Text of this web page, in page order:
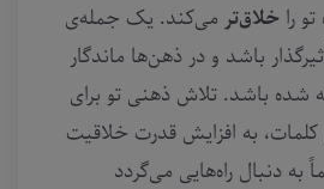
را خلاق‌تر می‌کند. یک جمله‌ی
باشد و در ذهن‌ها ماندگار
شده باشد. تلاش ذهنی تو برای
به افزایش قدرت خلاقیت‌
به دنبال راه‌هایی می‌گردد